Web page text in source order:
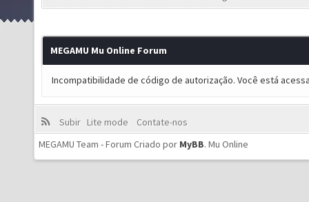
MEGAMU Mu Online Forum
Incompatibilidade de código de autorização. Você está
Subir Lite mode
Contate-nos
MEGAMU Team - Forum Criado por MyBB. Mu Online